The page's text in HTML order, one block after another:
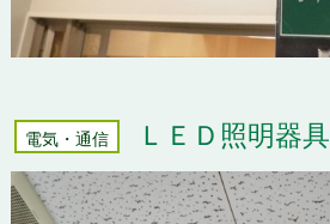
電気・通信 ＬＥＤ照明器具